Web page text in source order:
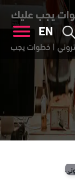
EN
يجب عليك
| خطوات يجب